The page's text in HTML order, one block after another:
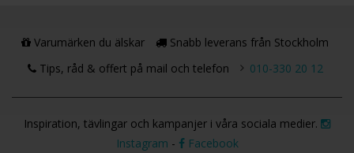
Varumärken du älskar
Snabb leverans från Stockholm
Tips, råd & offert på mail och telefon
010-330 20 12
Inspiration, tävlingar och kampanjer i våra sociala medier.
Instagram - Facebook